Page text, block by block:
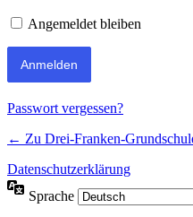
Angemeldet bleiben
Passwort vergessen?
← Zu Drei-Franken-
Datenschutzerklärung
Sprache